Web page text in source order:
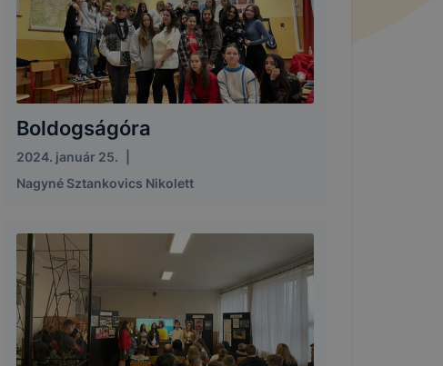
Boldogságóra
2024. január 25.
Nagyné Sztankovics Nikolett